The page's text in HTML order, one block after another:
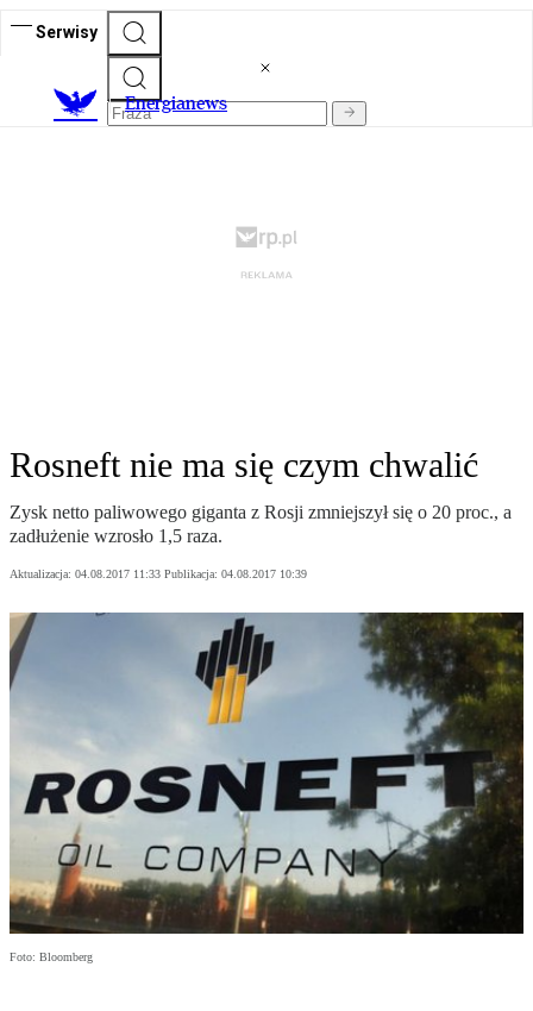
Serwisy
Energianews
Rosneft nie ma się czym chwalić
Zysk netto paliwowego giganta z Rosji zmniejszył się o 20 proc., a
zadłużenie wzrosło 1,5 raza.
Aktualizacja: 04.08.2017 11:33 Publikacja: 04.08.2017 10:39
Foto: Bloomberg